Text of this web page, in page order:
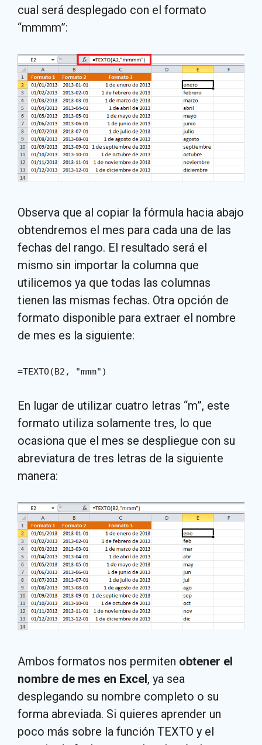
cual será desplegado con el formato
“mmmm”:
Observa que al copiar la fórmula hacia abajo
obtendremos el mes para cada una de las
fechas del rango. El resultado será el
mismo sin importar la columna que
utilicemos ya que todas las columnas
tienen las mismas fechas. Otra opción de
formato disponible para extraer el nombre
de mes es la siguiente:
=TEXTO(B2, "mmm")
En lugar de utilizar cuatro letras “m”, este
formato utiliza solamente tres, lo que
ocasiona que el mes se despliegue con su
abreviatura de tres letras de la siguiente
manera:
Ambos formatos nos permiten obtener el
nombre de mes en Excel, ya sea
desplegando su nombre completo o su
forma abreviada. Si quieres aprender un
poco más sobre la función TEXTO y el